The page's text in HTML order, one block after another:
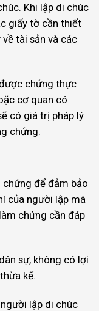
Khi lập di chúc
giấy tờ cần thiết
tài sản và các
chứng thực
cơ quan có
có giá trị pháp lý
chứng.
để đảm bảo
của người lập mà
chứng cần đáp
sự, không có lợi
kế.
lập di chúc